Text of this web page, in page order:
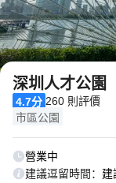
深圳人才公園
4.7分 260 則評價
市區公園
營業中
建議逗留時間： 建